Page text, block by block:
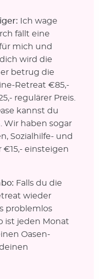
Ich wage
fällt eine
mich und
wird die
betrug die
Retreat €85,-
regulärer Preis.
kannst du
Wir haben sogar
Sozialhilfe- und
€15,- einsteigen
Falls du die
wieder
problemlos
ist jeden Monat
Oasen-